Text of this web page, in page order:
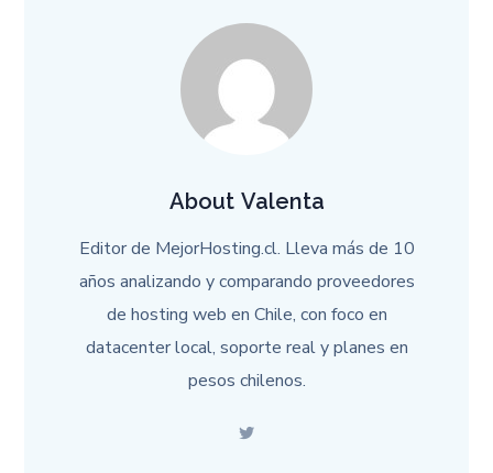
About Valenta
Editor de MejorHosting.cl. Lleva más de 10
años analizando y comparando proveedores
de hosting web en Chile, con foco en
datacenter local, soporte real y planes en
pesos chilenos.